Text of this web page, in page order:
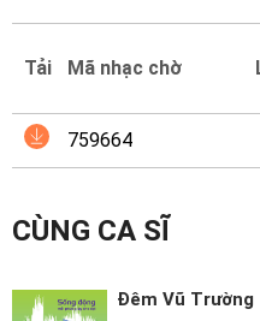
Mại
Hướng
Funring
Nghiệp
Tải Mã nhạc chờ
759664
CÙNG CA SĨ
Đêm Vũ Trường